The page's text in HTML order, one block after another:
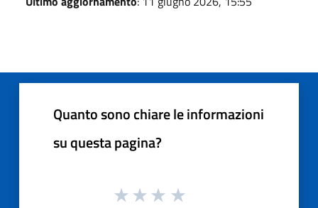
Quanto sono chiare le informazioni
su questa pagina?